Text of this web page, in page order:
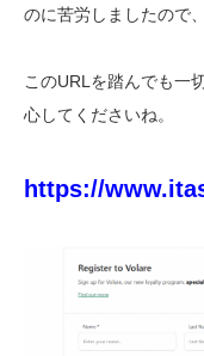
のに苦労しましたので
このURLを踏んでも一
心してくださいね。
https://